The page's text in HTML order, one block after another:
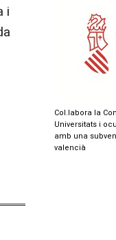
i
Col.labora la
Universitats i
amb una
valencià